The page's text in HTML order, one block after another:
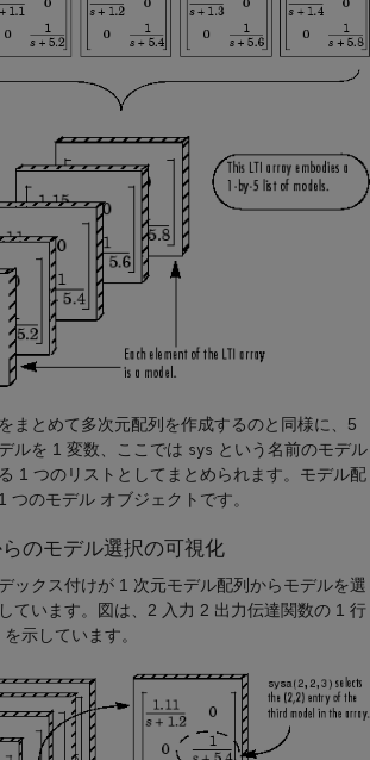
まとめて多次元配列を作成するのと同様に、5
ルを 1 変数、ここでは sys という名前のモデル
1 つのリストとしてまとめられます。モデル配
つのモデル オブジェクトです。
のモデル選択の可視化
ックス付けが 1 次元モデル配列からモデルを選
ています。図は、2 入力 2 出力伝達関数の 1 行
を示しています。